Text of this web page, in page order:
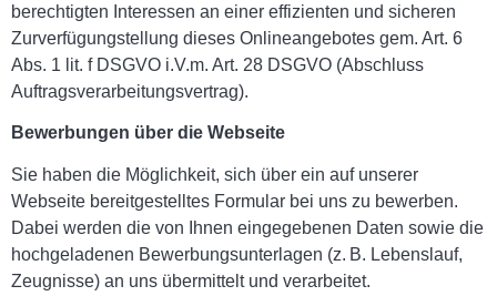
berechtigten Interessen an einer effizienten und sicheren
Zurverfügungstellung dieses Onlineangebotes gem. Art. 6
Abs. 1 lit. f DSGVO i.V.m. Art. 28 DSGVO (Abschluss
Auftragsverarbeitungsvertrag).
Bewerbungen über die Webseite
Sie haben die Möglichkeit, sich über ein auf unserer
Webseite bereitgestelltes Formular bei uns zu bewerben.
Dabei werden die von Ihnen eingegebenen Daten sowie die
hochgeladenen Bewerbungsunterlagen (z. B. Lebenslauf,
Zeugnisse) an uns übermittelt und verarbeitet.